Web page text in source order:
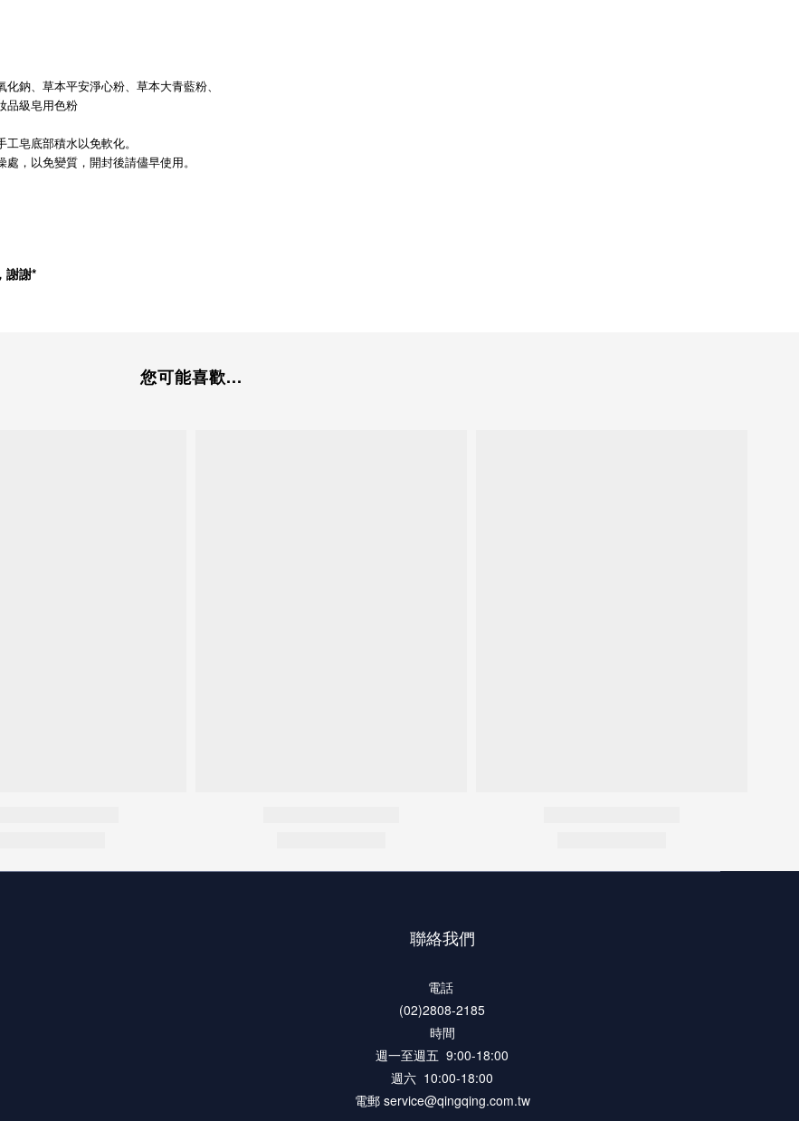
鈉、草本平安淨心粉、草本大青藍粉、
品級皂用色粉
皂底部積水以免軟化。
，以免變質，開封後請儘早使用。
謝謝*
您可能喜歡...
聯絡我們
電話
(02)2808-2185
時間
週一至週五 9:00-18:00
週六 10:00-18:00
電郵 service@qingqing.com.tw